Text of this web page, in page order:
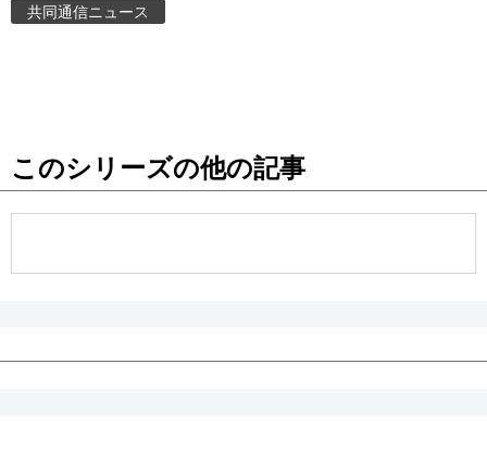
People
共同通信ニュース
このシリーズの他の記事